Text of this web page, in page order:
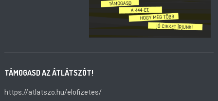
TÁMOGASD AZ ÁTLÁTSZÓT!
https://atlatszo.hu/elofizetes/